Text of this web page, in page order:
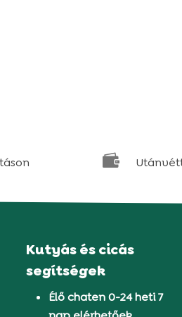

Kutyás és cicás
segítségek
Élő chaten 0-24 heti 7